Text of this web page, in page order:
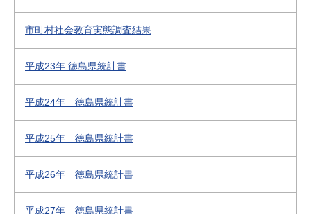
市町村社会教育実態調査結果
平成23年 徳島県統計書
平成24年 徳島県統計書
平成25年 徳島県統計書
平成26年 徳島県統計書
平成27年 徳島県統計書